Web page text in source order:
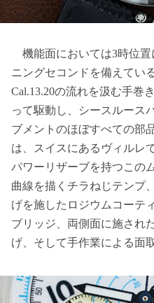
機能面においては3時位置
ニングセコンドを備えてい
Cal.13.20の流れを汲む手巻
って駆動し、シースルース
ブメントのほぼすべての部
は、スイスにあるヴィルレ
パワーリザーブを持つこの
曲線を描くチラねじテンプ
げを施したロジウムコーテ
ブリッジ、両側面に施され
げ、そして手作業による面